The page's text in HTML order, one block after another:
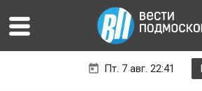
Пт. 7 авг. 22:41